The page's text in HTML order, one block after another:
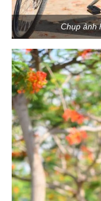
Chụp ảnh